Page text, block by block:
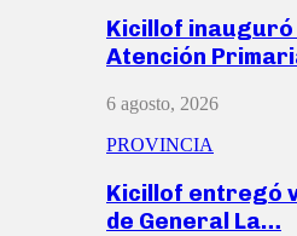
Kicillof inauguró
Atención
6 agosto, 2026
PROVINCIA
Kicillof entregó
de General La…